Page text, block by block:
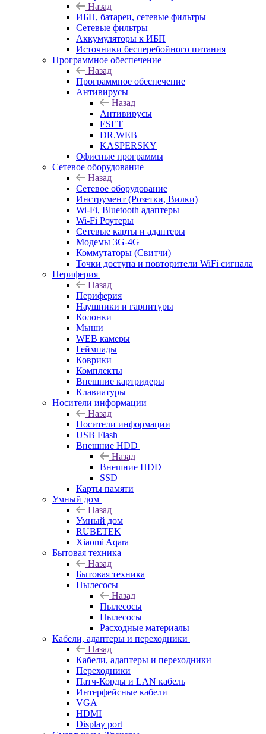
Назад
ИБП, батареи, сетевые фильтры
Сетевые фильтры
Аккумуляторы к ИБП
Источники бесперебойного питания
Программное обеспечение
Назад
Программное обеспечение
Антивирусы
Назад
Антивирусы
ESET
DR.WEB
KASPERSKY
Офисные программы
Сетевое оборудование
Назад
Сетевое оборудование
Инструмент (Розетки, Вилки)
Wi-Fi, Bluetooth адаптеры
Wi-Fi Роутеры
Сетевые карты и адаптеры
Модемы 3G-4G
Коммутаторы (Свитчи)
Точки доступа и повторители WiFi сигнала
Периферия
Назад
Периферия
Наушники и гарнитуры
Колонки
Мыши
WEB камеры
Геймпады
Коврики
Комплекты
Внешние картридеры
Клавиатуры
Носители информации
Назад
Носители информации
USB Flash
Внешние HDD
Назад
Внешние HDD
SSD
Карты памяти
Умный дом
Назад
Умный дом
RUBETEK
Xiaomi Aqara
Бытовая техника
Назад
Бытовая техника
Пылесосы
Назад
Пылесосы
Пылесосы
Расходные материалы
Кабели, адаптеры и переходники
Назад
Кабели, адаптеры и переходники
Переходники
Патч-Корды и LAN кабель
Интерфейсные кабели
VGA
HDMI
Display port